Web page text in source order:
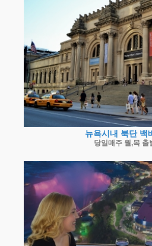
뉴욕시내 북단 백
당일매주 월,목 출